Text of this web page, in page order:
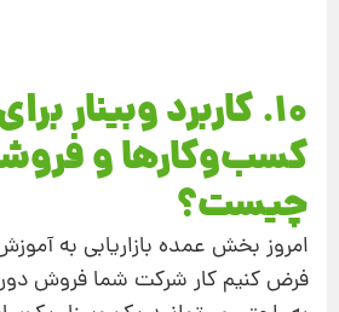
10. کاربرد وبینار
کسب‌و‌کارها و
چیست؟
امروز بخش عمده بازاریابی به
فرض کنیم کار شرکت شما فروش